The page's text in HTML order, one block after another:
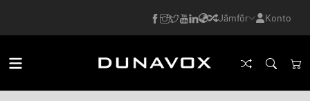
Jämför Konto